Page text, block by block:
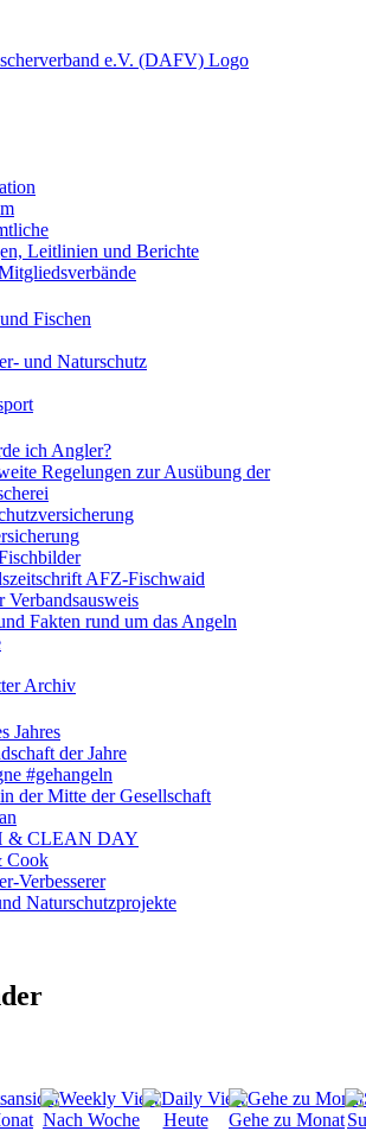
Leitlinien und Berichte
Fischen
und Naturschutz
ich Angler?
Regelungen zur Ausübung der
AFZ-Fischwaid
Verbandsausweis
Fakten rund um das Angeln
Archiv
Jahres
der Jahre
#gehangeln
der Mitte der Gesellschaft
& CLEAN DAY
Cook
Verbesserer
Naturschutzprojekte
Nach Woche Heute Gehe zu Monat